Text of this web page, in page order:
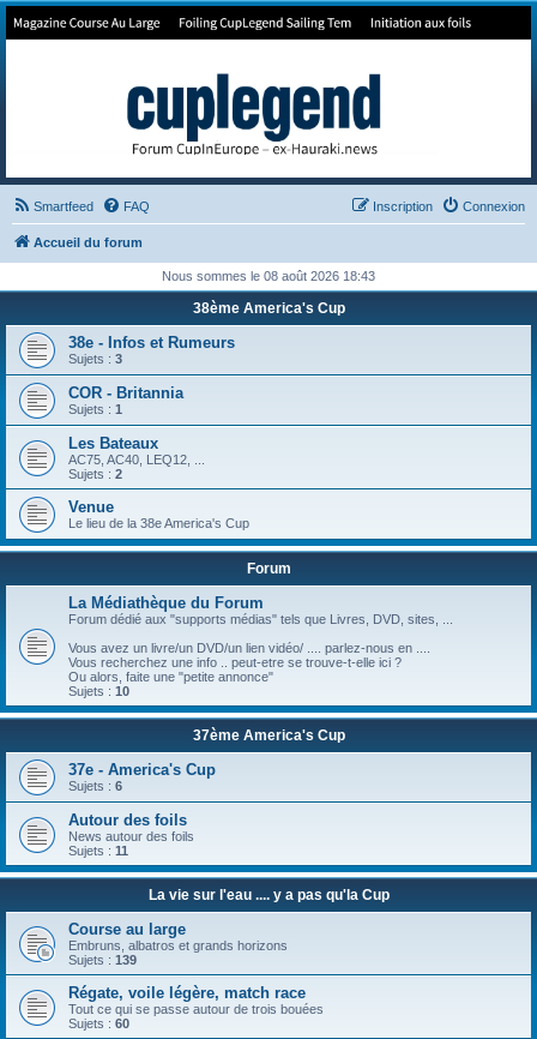
Forum de Cup In Europe
Smartfeed FAQ Connexion
Inscription
Accueil du forum
Nous sommes le 08 août 2026 18:43
38ème America's Cup
38e - Infos et Rumeurs
Sujets : 3
COR - Britannia
Sujets : 1
Les Bateaux
AC75, AC40, LEQ12, ...
Sujets : 2
Venue
Le lieu de la 38e America's Cup
Forum
La Médiathèque du Forum
Forum dédié aux "supports médias" tels que Livres, DVD, sites, ...
Vous avez un livre/un DVD/un lien vidéo/ .... parlez-nous en ....
Vous recherchez une info .. peut-etre se trouve-t-elle ici ?
Ou alors, faite une "petite annonce"
Sujets : 10
37ème America's Cup
37e - America's Cup
Sujets : 6
Autour des foils
News autour des foils
Sujets : 11
La vie sur l'eau .... y a pas qu'la Cup
Course au large
Embruns, albatros et grands horizons
Sujets : 139
Régate, voile légère, match race
Tout ce qui se passe autour de trois bouées
Sujets : 60